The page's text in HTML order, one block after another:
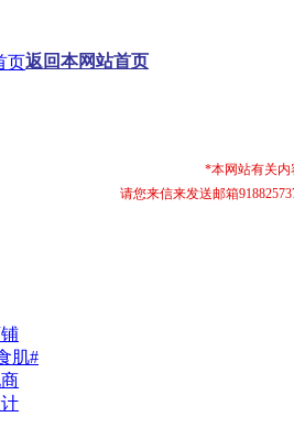
返回本网站首页
*本网站有关内
请您来信来发送邮箱
肌#